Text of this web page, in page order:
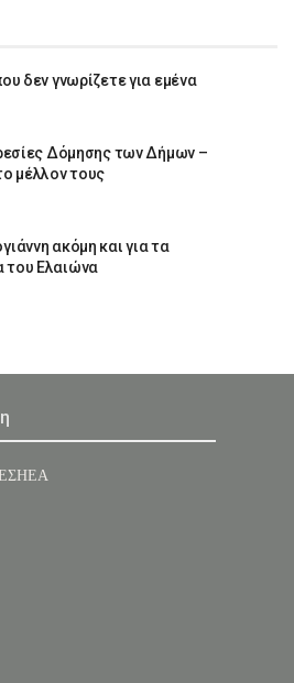
δεν γνωρίζετε για εμένα
Δόμησης των Δήμων –
μέλλον τους
ακόμη και για τα
Ελαιώνα
ΕΣHΕΑ